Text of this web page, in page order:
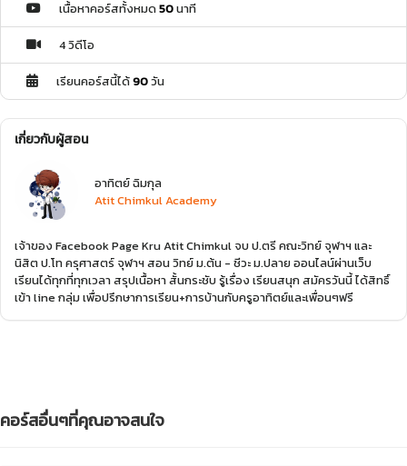
สอนดีมากค่ะเข้าใจง่ายชอบ
บบบบบบบบบบบบบบบบบบบบบบบ
พิช********สดี
เนื้อหาคอร์สทั้งหมด50นาที
4 วิดีโอ
เรียนคอร์สนี้ได้90วัน
เกี่ยวกับผู้สอน
อาทิตย์ ฉิมกุล
Atit Chimkul Academy
เจ้าของ Facebook Page Kru Atit Chimkul จบ ป.ตรี คณะวิทย์ จุฬาฯ และ
นิสิต ป.โท ครุศาสตร์ จุฬาฯ สอน วิทย์ ม.ต้น - ชีวะ ม.ปลาย ออนไลน์ผ่านเว็บ
เรียนได้ทุกที่ทุกเวลา สรุปเนื้อหา สั้นกระชับ รู้เรื่อง เรียนสนุก สมัครวันนี้ ได้สิทธิ์
เข้า line กลุ่ม เพื่อปรึกษาการเรียน+การบ้านกับครูอาทิตย์และเพื่อนๆฟรี
คอร์สอื่นๆที่คุณอาจสนใจ